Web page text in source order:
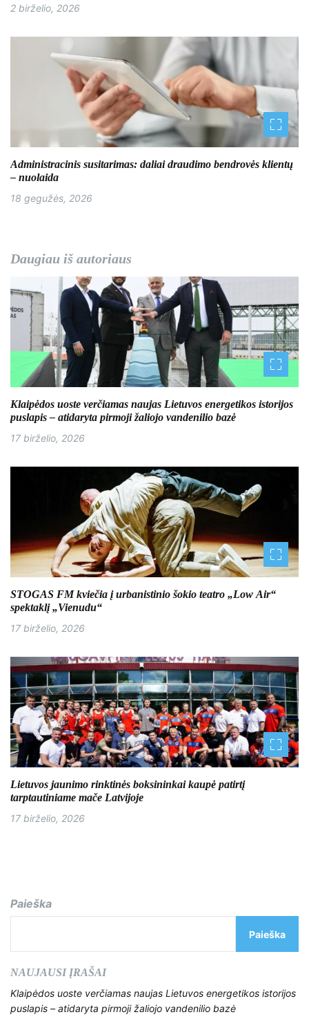
2 birželio, 2026
Administracinis susitarimas: daliai draudimo bendrovės klientų
– nuolaida
18 gegužės, 2026
Daugiau iš autoriaus
Klaipėdos uoste verčiamas naujas Lietuvos energetikos istorijos
puslapis – atidaryta pirmoji žaliojo vandenilio bazė
17 birželio, 2026
STOGAS FM kviečia į urbanistinio šokio teatro „Low Air“
spektaklį „Vienudu“
17 birželio, 2026
Lietuvos jaunimo rinktinės boksininkai kaupė patirtį
tarptautiniame mače Latvijoje
17 birželio, 2026
Paieška
Paieška
NAUJAUSI ĮRAŠAI
Klaipėdos uoste verčiamas naujas Lietuvos energetikos istorijos
puslapis – atidaryta pirmoji žaliojo vandenilio bazė